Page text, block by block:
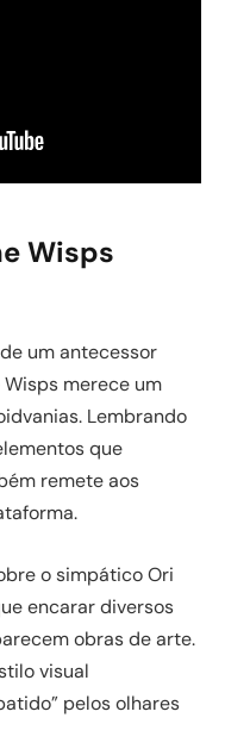
Wisps
um antecessor
merece um
Lembrando
que
remete aos
o simpático Ori
encarar diversos
obras de arte.
visual
pelos olhares